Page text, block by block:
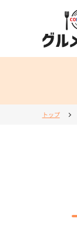
トップ